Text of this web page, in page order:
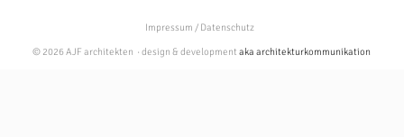
Impressum / Datenschutz
© 2026 AJF architekten · design & developmentaka architekturkommunikation